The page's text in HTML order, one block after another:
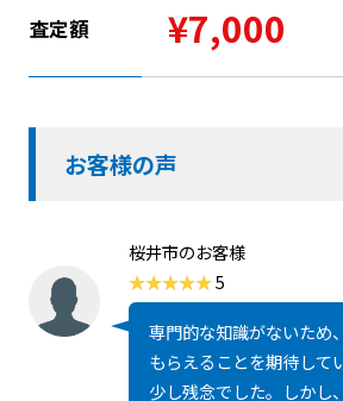
査定額 ¥7,000
お客様の声
桜井市のお客様
5
専門的な知識がないため
もらえることを期待して
少し残念でした。しかし